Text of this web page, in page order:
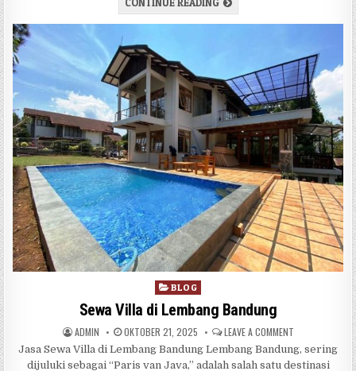
CONTINUE READING
Posted in
BLOG
Sewa Villa di Lembang Bandung
AUTHOR:
ADMIN PUBLISHED DATE:
OKTOBER 21, 2025 LEAVE A COMMENTON SEWA VILLA
Jasa Sewa Villa di Lembang Bandung Lembang Bandung, sering
dijuluki sebagai “Paris van Java,” adalah salah satu destinasi